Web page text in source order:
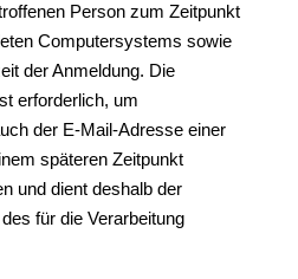
Person zum Zeitpunkt
Computersystems sowie
der Anmeldung. Die
erforderlich, um
der E-Mail-Adresse einer
späteren Zeitpunkt
und dient deshalb der
für die Verarbeitung